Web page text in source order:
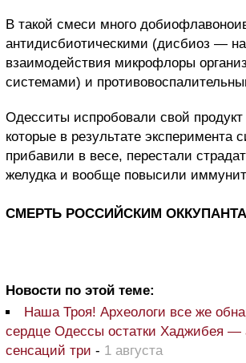
В такой смеси много
антидисбиотическими (дисбиоз —
взаимодействия микрофлоры
системами) и
Одесситы испробовали свой продукт
которые в результате эксперимента
прибавили в весе, перестали
желудка и вообще повысили
СМЕРТЬ РОССИЙСКИМ
Новости по этой теме:
Наша Троя! Археологи все же
сердце Одессы остатки Хаджибея —
сенсаций три - 1 августа